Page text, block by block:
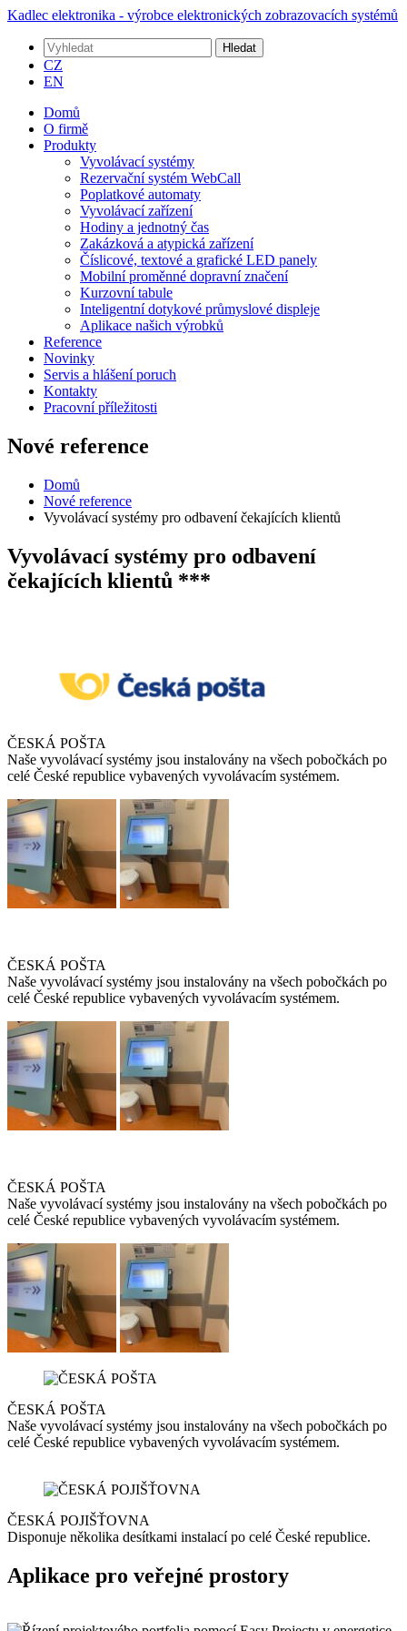
Kadlec elektronika - výrobce elektronických zobrazovacích systémů
Hledat
CZ
EN
Domů
O firmě
Produkty
Vyvolávací systémy
Rezervační systém WebCall
Poplatkové automaty
Vyvolávací zařízení
Hodiny a jednotný čas
Zakázková a atypická zařízení
Číslicové, textové a grafické LED panely
Mobilní proměnné dopravní značení
Kurzovní tabule
Inteligentní dotykové průmyslové displeje
Aplikace našich výrobků
Reference
Novinky
Servis a hlášení poruch
Kontakty
Pracovní příležitosti
Nové reference
Domů
Nové reference
Vyvolávací systémy pro odbavení čekajících klientů
Vyvolávací systémy pro odbavení
čekajících klientů ***
ČESKÁ POŠTA
Naše vyvolávací systémy jsou instalovány na všech pobočkách po
celé České republice vybavených vyvolávacím systémem.
ČESKÁ POŠTA
Naše vyvolávací systémy jsou instalovány na všech pobočkách po
celé České republice vybavených vyvolávacím systémem.
ČESKÁ POŠTA
Naše vyvolávací systémy jsou instalovány na všech pobočkách po
celé České republice vybavených vyvolávacím systémem.
ČESKÁ POŠTA
Naše vyvolávací systémy jsou instalovány na všech pobočkách po
celé České republice vybavených vyvolávacím systémem.
ČESKÁ POJIŠŤOVNA
Disponuje několika desítkami instalací po celé České republice.
Aplikace pro veřejné prostory